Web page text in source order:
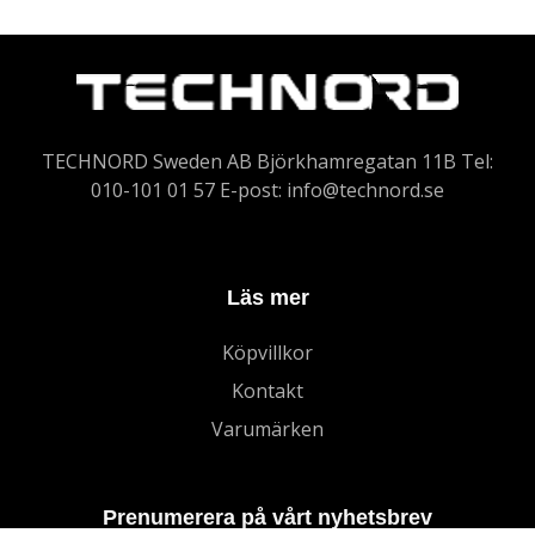
TECHNORD Sweden AB Björkhamregatan 11B Tel:
010-101 01 57 E-post: info@technord.se
Läs mer
Köpvillkor
Kontakt
Varumärken
Prenumerera på vårt nyhetsbrev